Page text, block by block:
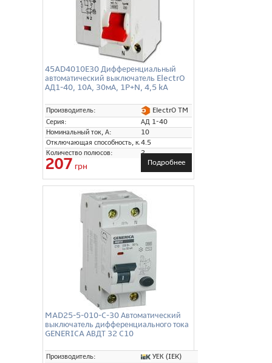
45AD4010E30 Дифференциальный
автоматический выключатель ElectrO
АД1-40, 10А, 30мА, 1P+N, 4,5 kA
Производитель:
ElectrO TM
Серия:
АД 1-40
Номинальный ток, А:
10
Отключающая способность, кА:4.5
Количество полюсов:
2
207 грн Подробнее
MAD25-5-010-C-30 Автоматический
выключатель дифференциального тока
GENERICA АВДТ 32 C10
Производитель:
УЕК (IEK)